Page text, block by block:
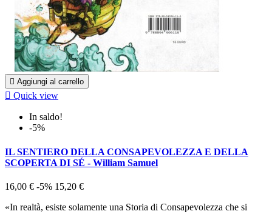
 Aggiungi al carrello
 Quick view
In saldo!
-5%
IL SENTIERO DELLA CONSAPEVOLEZZA E DELLA
SCOPERTA DI SÉ - William Samuel
16,00 € -5% 15,20 €
«In realtà, esiste solamente una Storia di Consapevolezza che si